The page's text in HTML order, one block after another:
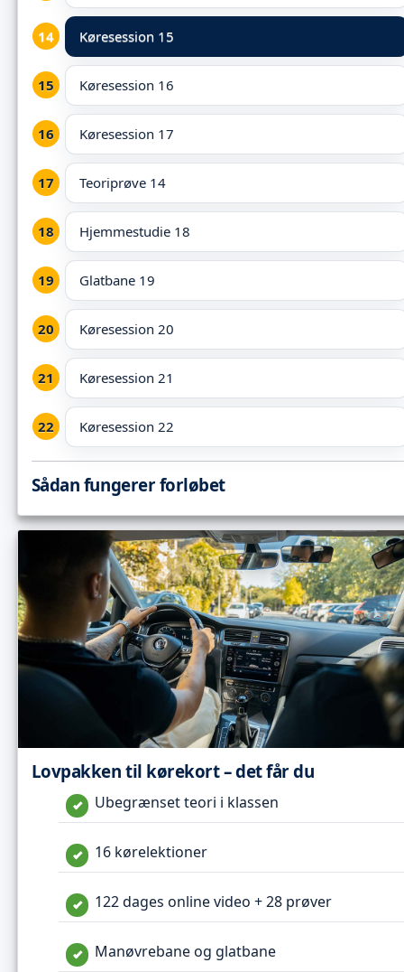
Køresession 15
Køresession 16
Køresession 17
Teoriprøve 14
Hjemmestudie 18
Glatbane 19
Køresession 20
Køresession 21
Køresession 22
Sådan fungerer forløbet
Lovpakken til kørekort – det får du
Ubegrænset teori i klassen
16 kørelektioner
122 dages online video + 28 prøver
Manøvrebane og glatbane